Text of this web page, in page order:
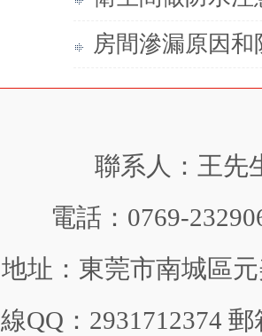
房間滲漏原因和
聯系人：王先
電話：0769-
地址：東莞市南城區
QQ：2931712374